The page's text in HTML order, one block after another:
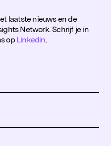
laatste nieuws en de
Network. Schrijf je in
op Linkedin.